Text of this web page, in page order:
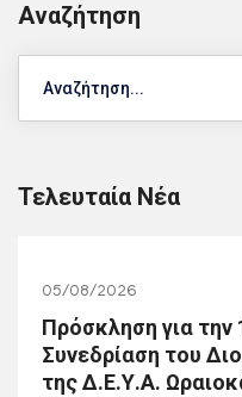
Αναζήτηση
Τελευταία Νέα
05/08/2026
Πρόσκληση για
Συνεδρίαση του
της Δ.Ε.Υ.Α.